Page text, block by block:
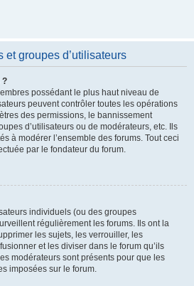
et groupes d’utilisateurs
?
possédant le plus haut niveau de
peuvent contrôler toutes les opérations
des permissions, le bannissement
d’utilisateurs ou de modérateurs, etc. Ils
à modérer l’ensemble des forums. Tout ceci
par le fondateur du forum.
individuels (ou des groupes
régulièrement les forums. Ils ont la
les sujets, les verrouiller, les
et les diviser dans le forum qu’ils
modérateurs sont présents pour que les
imposées sur le forum.